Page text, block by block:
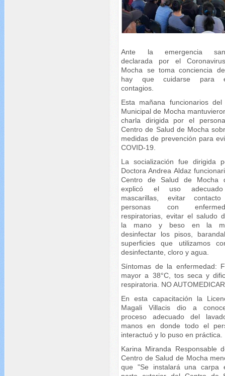
Ante la emergencia
declarada por el
Mocha se toma conciencia
hay que cuidarse para
contagios.
Esta mañana funcionarios del
Municipal de Mocha
charla dirigida por el
Centro de Salud de Mocha
medidas de prevención para
COVID-19.
La socialización fue dirigida
Doctora Andrea Aldaz
Centro de Salud de Mocha
explicó el uso
mascarillas, evitar
personas con
respiratorias, evitar el saludo
la mano y beso en la
desinfectar los pisos,
superficies que utilizamos
desinfectante, cloro y agua.
Síntomas de la enfermedad:
mayor a 38°C, tos seca y
respiratoria. NO
En esta capacitación la
Magali Villacis dio a
proceso adecuado del
manos en donde todo el
interactuó y lo puso en práctica.
Karina Miranda Responsable
Centro de Salud de Mocha
que "Se instalará una carpa